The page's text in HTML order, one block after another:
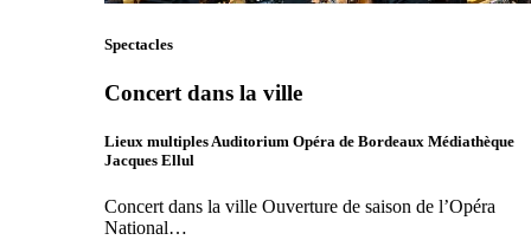
Spectacles
Concert dans la ville
Lieux multiples Auditorium Opéra de Bordeaux Médiathèque
Jacques Ellul
Concert dans la ville Ouverture de saison de l’Opéra
National…